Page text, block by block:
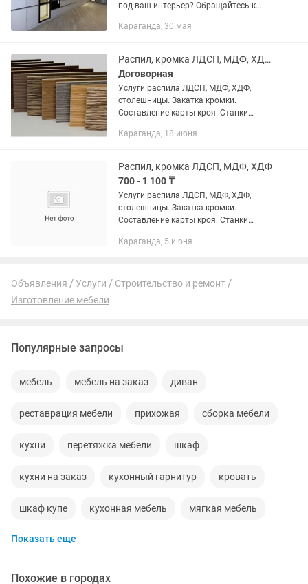
под ваш интерьер? Обращайтесь к
изготовлению мебели на заказ. Наши
Караганда, 30 мая
Распил, кромка ЛДСП, МДФ, ХДФ, фанера
Договорная
Услуги распила ЛДСП, МДФ, ХДФ,
столешницы. Закатка кромки.
Составление карты кроя. Станки
ответственности. Также изготавливаем
частными...
Караганда, 18 июня
Распил, кромка ЛДСП, МДФ, ХДФ
700 - 1 100 ₸
Услуги распила ЛДСП, МДФ, ХДФ,
столешницы. Закатка кромки.
Составление карты кроя. Станки
ответственности. Раскрой ЛДСП
Караганда, 5 июня
Объявления Услуги
Строительство и ремонт
Изготовление мебели
Популярные запросы
мебель мебель на заказ диван
реставрация мебели прихожая сборка мебели
кухни перетяжка мебели шкаф
кухни на заказ кухонный гарнитур кровать
шкаф купе кухонная мебель мягкая мебель
мебельщик
Показать еще
Похожие в городах